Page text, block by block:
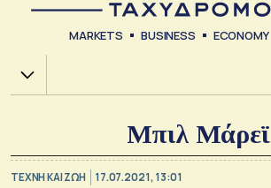
MARKETS BUSINESS ECONOMY
Χ.Α.
Μπιλ Μάρεϊ
TΕΧΝΗ ΚΑΙ ΖΩΗ 17.07.2021, 13:01